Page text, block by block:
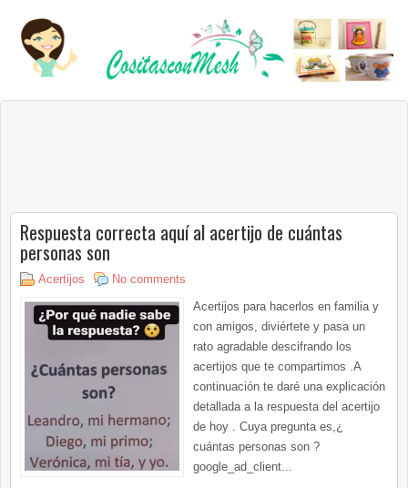
Respuesta correcta aquí al acertijo de cuántas
personas son
Acertijos
No comments
Acertijos para hacerlos en familia y
con amigos, diviértete y pasa un
rato agradable descifrando los
acertijos que te compartimos .A
continuación te daré una explicación
detallada a la respuesta del acertijo
de hoy . Cuya pregunta es,¿
cuántas personas son ?
google_ad_client...